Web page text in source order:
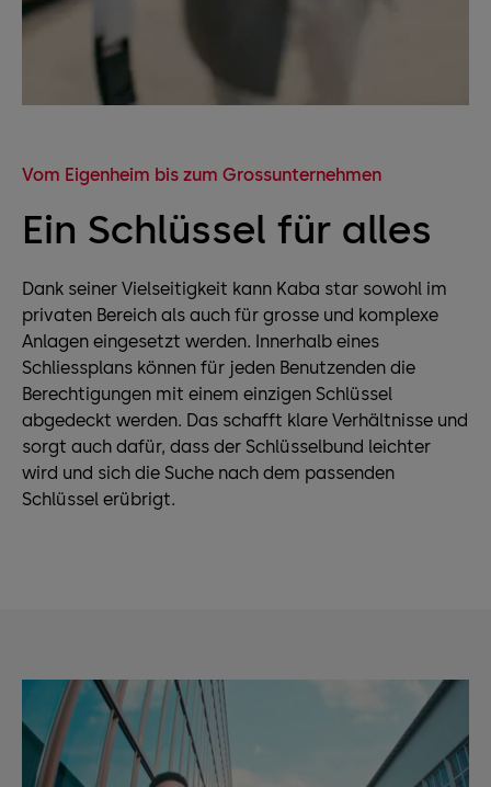
Vom Eigenheim bis zum Grossunternehmen
Ein Schlüssel für alles
Dank seiner Vielseitigkeit kann Kaba star sowohl im
privaten Bereich als auch für grosse und komplexe
Anlagen eingesetzt werden. Innerhalb eines
Schliessplans können für jeden Benutzenden die
Berechtigungen mit einem einzigen Schlüssel
abgedeckt werden. Das schafft klare Verhältnisse und
sorgt auch dafür, dass der Schlüsselbund leichter
wird und sich die Suche nach dem passenden
Schlüssel erübrigt.